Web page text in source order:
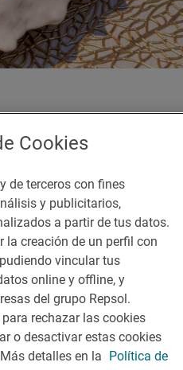
Cookies
de terceros con fines
y publicitarios,
a partir de tus datos.
la creación de un perfil con
vincular tus
online y offline, y
del grupo Repsol.
rechazar las cookies
o desactivar estas cookies
detalles en la Política de